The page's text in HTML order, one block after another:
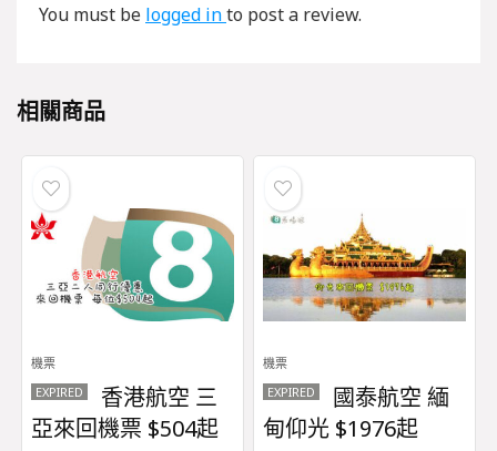
You must be logged into post a review.
相關商品
機票
EXPIRED
香港航空 三
亞來回機票 $504起
機票
EXPIRED
國泰航空 緬
甸仰光 $1976起